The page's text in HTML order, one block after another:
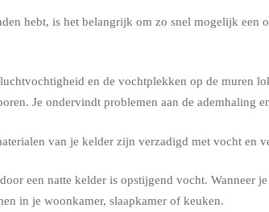
hebt, is het belangrijk om zo snel mogelijk
en de vochtplekken op de muren
Je ondervindt problemen aan de ademhaling
van je kelder zijn verzadigd met vocht en
een natte kelder is opstijgend vocht.
in je woonkamer, slaapkamer of keuken.